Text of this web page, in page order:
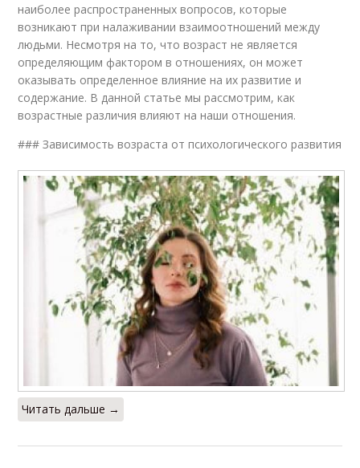
наиболее распространенных вопросов, которые
возникают при налаживании взаимоотношений между
людьми. Несмотря на то, что возраст не является
определяющим фактором в отношениях, он может
оказывать определенное влияние на их развитие и
содержание. В данной статье мы рассмотрим, как
возрастные различия влияют на наши отношения.
### Зависимость возраста от психологического развития
Читать дальше →